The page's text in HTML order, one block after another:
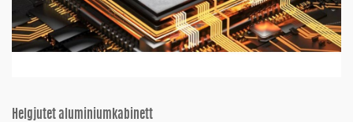
Helgjutet aluminiumkabinett